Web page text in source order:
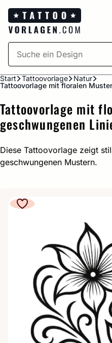
Zum
Inhalt
springen
Start Tattoovorlage
Natur
Tattoovorlage mit floralen
Tattoovorlage mit
geschwungenen
Diese Tattoovorlage zeigt
geschwungenen Mustern.